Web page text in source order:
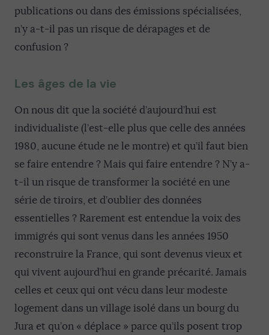
publications ou dans des émissions spécialisées,
n’y a-t-il pas un risque de dérapages et de
confusion ?
Les âges de la vie
On nous dit que la société d’aujourd’hui est
individualiste (l’est-elle plus que celle des années
1980, aucune étude ne le montre) et qu’il faut bien
se faire entendre ? Mais qui faire entendre ? N’y a-
t-il un risque de transformer la société en une
série de tiroirs, et d’oublier des données
essentielles ? Rarement est entendue la voix des
immigrés qui sont venus dans les années 1950
reconstruire la France, qui sont devenus vieux et
qui vivent aujourd’hui en grande précarité. Jamais
celles et ceux qui ont vécu dans leur modeste
logement dans un village isolé dans un bourg du
Jura et qu’on « déplace » parce qu’ils posent trop